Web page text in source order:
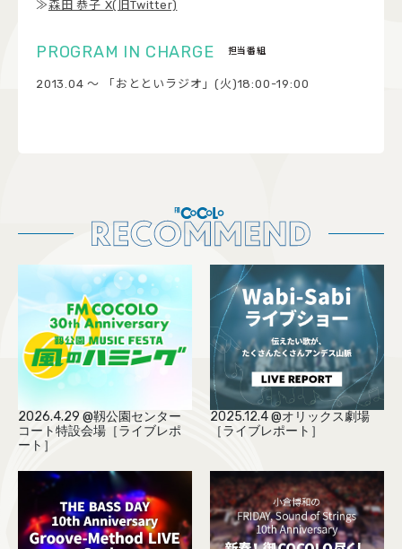
≫森田 恭子 X(旧Twitter)
担当番組
2013.04 ～ 「おとといラジオ」(火)18:00-19:00
2026.4.29 @靱公園センター
コート特設会場［ライブレポ
ート］
2025.12.4 @オリックス劇場
［ライブレポート］